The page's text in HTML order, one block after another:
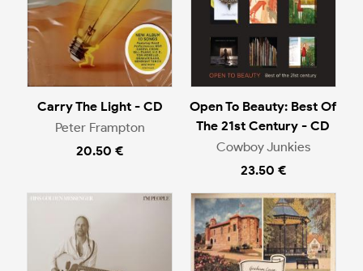
Carry The Light - CD
Peter Frampton
20.50 €
Open To Beauty: Best Of
The 21st Century - CD
Cowboy Junkies
23.50 €